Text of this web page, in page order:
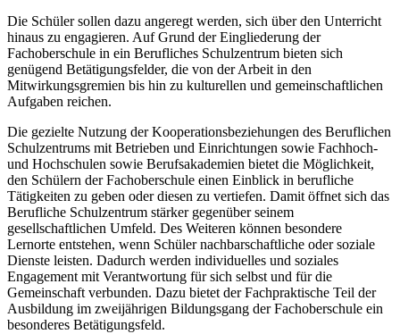
Die Schüler sollen dazu angeregt werden, sich über den Unterricht
hinaus zu engagieren. Auf Grund der Eingliederung der
Fachoberschule in ein Berufliches Schulzentrum bieten sich
genügend Betätigungsfelder, die von der Arbeit in den
Mitwirkungsgremien bis hin zu kulturellen und gemeinschaftlichen
Aufgaben reichen.
Die gezielte Nutzung der Kooperationsbeziehungen des Beruflichen
Schulzentrums mit Betrieben und Einrichtungen sowie Fachhoch-
und Hochschulen sowie Berufsakademien bietet die Möglichkeit,
den Schülern der Fachoberschule einen Einblick in berufliche
Tätigkeiten zu geben oder diesen zu vertiefen. Damit öffnet sich das
Berufliche Schulzentrum stärker gegenüber seinem
gesellschaftlichen Umfeld. Des Weiteren können besondere
Lernorte entstehen, wenn Schüler nachbarschaftliche oder soziale
Dienste leisten. Dadurch werden individuelles und soziales
Engagement mit Verantwortung für sich selbst und für die
Gemeinschaft verbunden. Dazu bietet der Fachpraktische Teil der
Ausbildung im zweijährigen Bildungsgang der Fachoberschule ein
besonderes Betätigungsfeld.